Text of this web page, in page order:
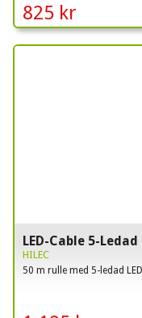
825 kr
LED-Cable 5-
HILEC
50 m rulle med 5-ledad